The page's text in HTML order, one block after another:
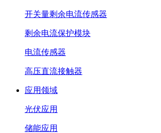
开关量剩余电流传感器
剩余电流保护模块
电流传感器
高压直流接触器
应用领域
光伏应用
储能应用